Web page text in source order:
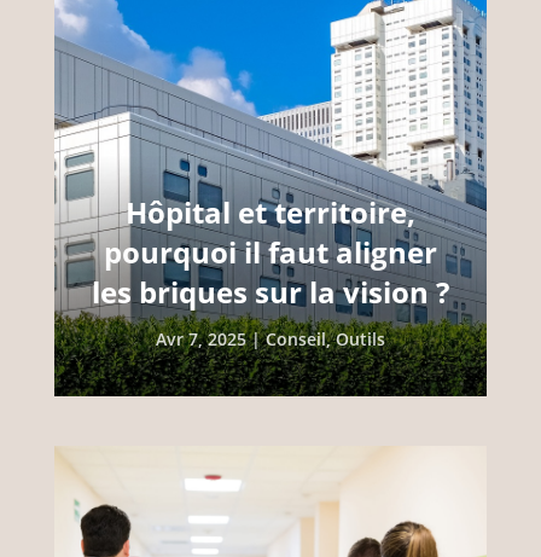
Hôpital et territoire,
pourquoi il faut aligner
les briques sur la vision ?
Avr 7, 2025|Conseil,Outils